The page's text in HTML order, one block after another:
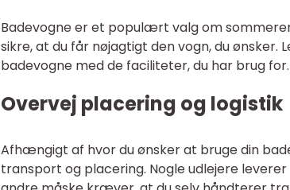
Badevogne er et populært valg om
sikre, at du får nøjagtigt den vogn, du
badevogne med de faciliteter, du har brug for.
Overvej placering og logistik
Afhængigt af hvor du ønsker at bruge din
transport og placering. Nogle udlejere